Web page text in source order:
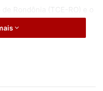
Rondônia (TCE-RO) e o
reunião técnica entre as
do presidente do TCE,